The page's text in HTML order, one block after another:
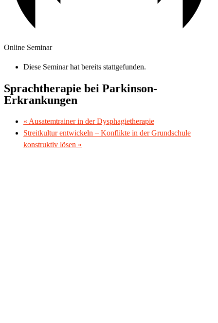
Online Seminar
Diese Seminar hat bereits stattgefunden.
Sprachtherapie bei Parkinson-
Erkrankungen
« Ausatemtrainer in der Dysphagietherapie
Streitkultur entwickeln – Konflikte in der Grundschule
konstruktiv lösen »